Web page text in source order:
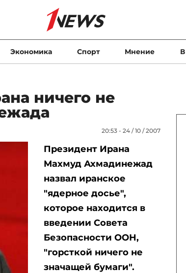
Экономика Спорт Мнение
ничего не
20:53 - 24 / 10 / 2007
Президент Ирана
Махмуд Ахмадинежад
назвал иранское
"ядерное досье",
которое находится в
введении Совета
Безопасности ООН,
"горсткой ничего не
значащей бумаги".